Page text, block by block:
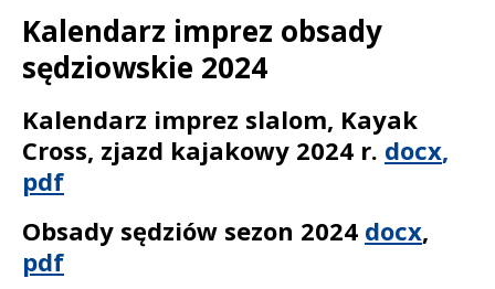
Kalendarz imprez obsady
sędziowskie 2024
Treść
Kalendarz imprez slalom, Kayak
Cross, zjazd kajakowy 2024 r. docx,
pdf
Obsady sędziów sezon 2024 docx,
pdf